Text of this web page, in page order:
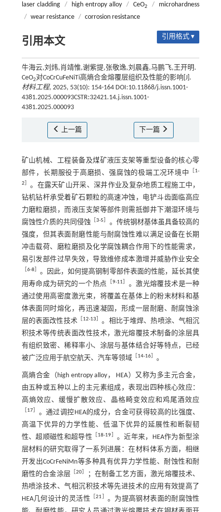
laser cladding / high entropy alloy / CeO2 /
microhardness
/ wear resistance / corrosion resistance
引用本文 引用格式 ▾
牛海云,刘炜,肖靖惟,谢紫提,张敬逸,刘晨鑫,马鹏飞,王开明.
CeO2对CoCrCuFeNiTi高熵合金熔覆层组织及性能的影响[J].
材料工程, 2025, 53(10): 154-164 DOI:10.11868/j.issn.1001-
4381.2025.000093CSTR:32421.14.j.issn.1001-
4381.2025.000093
上一篇 下一篇
矿山机械、工程装备及煤矿液压支架等重型设备的核心零
部件，长期服役于高磨损、强腐蚀的极端工况环境中
1-
2
。在露天矿山开采、深井作业及复杂地质工程施工中，
钻机钻杆承受着矿石颗粒的高速冲蚀，电铲斗齿面临高应
力磨粒磨损，而液压支架等部件则需抵御井下潮湿环境与
腐蚀性介质的共同侵蚀
［3-5
。传统钢材基体虽具备较高的
强度，但其表面耐磨性能与耐腐蚀性难以满足设备在长期
冲击载荷、磨粒磨损及化学腐蚀耦合作用下的性能需求，
易引发部件过早失效，导致维修成本激增并威胁作业安全
6-8
。因此，如何提高钢制零部件表面的性能，延长其使
用寿命成为研究的一个热点
9-11
。激光熔覆技术是一种
通过使用高密度激光束，将覆盖在基体上的粉末材料和基
体表面同时熔化，再迅速凝固，形成一层耐磨、耐腐蚀涂
层的表面改性技术
12-13
。相比于堆焊、热喷涂、气相沉
积技术等传统表面改性技术，激光熔覆技术制备的涂层具
有组织致密、稀释率小、涂层与基体结合好等特点，已经
被广泛应用于航空航天、汽车等领域［ 14-16］ 。
高熵合金（high entropy alloy， HEA）又称为多主元合金，
由五种或五种以上的主元素组成，表现出四种核心效应：
高熵效应、缓慢扩散效应、晶格畸变效应和鸡尾酒效应
17］ 。通过调控HEA的成分，合金可获得较高的比强度、
高温下优异的力学性能、低温下优异的延展性和断裂韧
性、超顺磁性和超导性
18-19
。近年来，HEA作为新型涂
层材料的研究取得了一系列进展：在材料体系方面，相继
开发出CoCrFeNiMn等多种具有优异力学性能、耐蚀性和耐
磨性的合金涂层 ［20
；在制备工艺方面，激光熔覆技术、
热喷涂技术、气相沉积技术等先进技术的应用有效提高了
HEA几何设计的灵活性 ［21
。为提高钢材表面的耐腐蚀性